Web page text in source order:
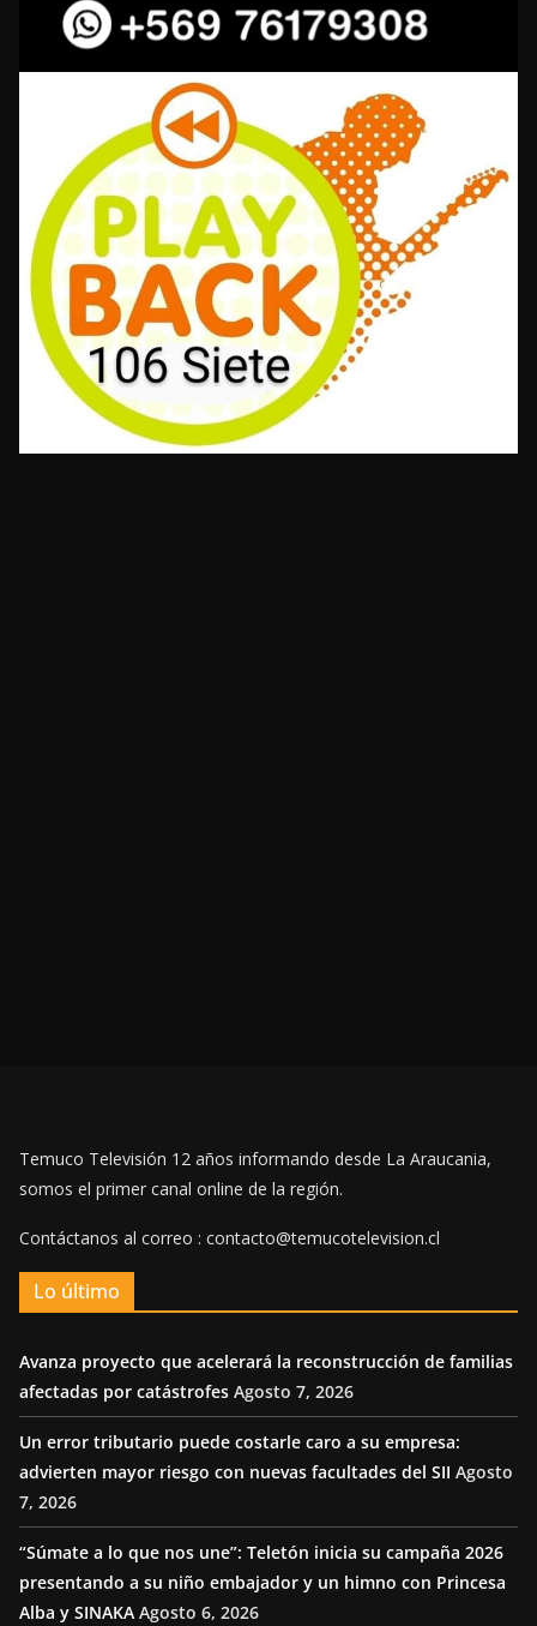
Temuco Televisión 12 años informando desde La Araucania,
somos el primer canal online de la región.
Contáctanos al correo : contacto@temucotelevision.cl
Lo último
Avanza proyecto que acelerará la reconstrucción de familias
afectadas por catástrofes Agosto 7, 2026
Un error tributario puede costarle caro a su empresa:
advierten mayor riesgo con nuevas facultades del SII Agosto
7, 2026
“Súmate a lo que nos une”: Teletón inicia su campaña 2026
presentando a su niño embajador y un himno con Princesa
Alba y SINAKA Agosto 6, 2026